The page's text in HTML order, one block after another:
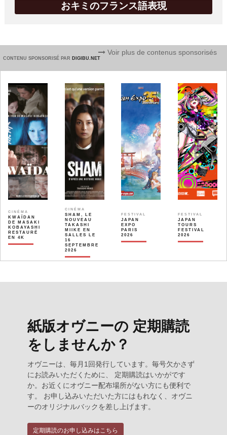
おキミのフランス語表現
CONTENU SPONSORISÉ PAR DIGIBU.NET
Voir plus de contenus sponsorisés
CINÉMA
KWAÏDAN
DE MASAKI
KOBAYASHI
RESTAURÉ
EN 4K
CINÉMA
SHAM, LE
NOUVEAU
TAKASHI
MIIKE EN
SALLES LE
16
SEPTEMBRE
2026
FESTIVAL
JAPAN
EXPO
PARIS
2026
FESTIVAL
JAPAN
TOURS
FESTIVAL
2026
紙版オヴニーの 定期購読
をしませんか？
オヴニーは、毎月1回発行しています。毎号欠かさず
にお読みいただくために、 定期購読はいかがです
か。お近くにオヴニー配布場所がない方にも便利で
す。 お申し込みいただいた方にはもれなく、オヴニ
ーのオリジナルバックを差し上げます。
定期購読のお申し込みはこちら